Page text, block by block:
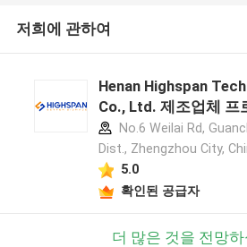
저희에 관하여
Henan Highspan
Co., Ltd. 제조업체 프
No.6 Weilai Rd,
Dist., Zhengzhou City,
5.0
확인된 공급자
더 많은 것을 전망